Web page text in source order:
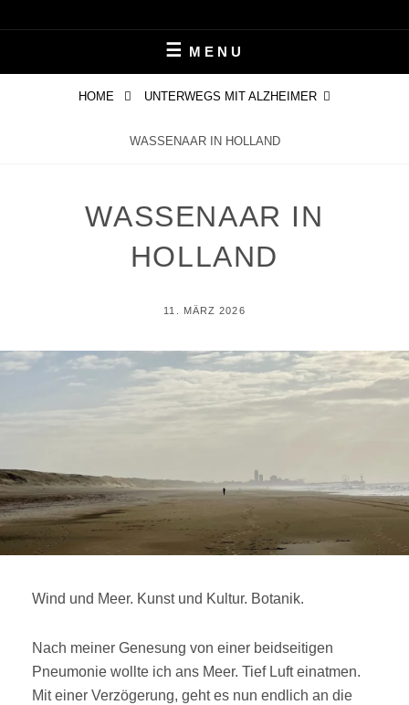
to
PERIFAIR
MENU
HOME UNTERWEGS MIT ALZHEIMER
WASSENAAR IN HOLLAND
WASSENAAR IN
HOLLAND
POSTED
11. MÄRZ 2026
E
R
I
Wind und Meer. Kunst und Kultur. Botanik.
Nach meiner Genesung von einer beidseitigen
Pneumonie wollte ich ans Meer. Tief Luft einatmen.
Mit einer Verzögerung, geht es nun endlich an die